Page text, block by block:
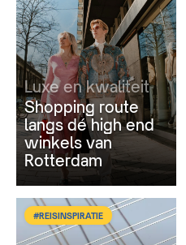
Luxe en kwaliteit
Shopping route
langs dé high end
winkels van
Rotterdam
#REISINSPIRATIE